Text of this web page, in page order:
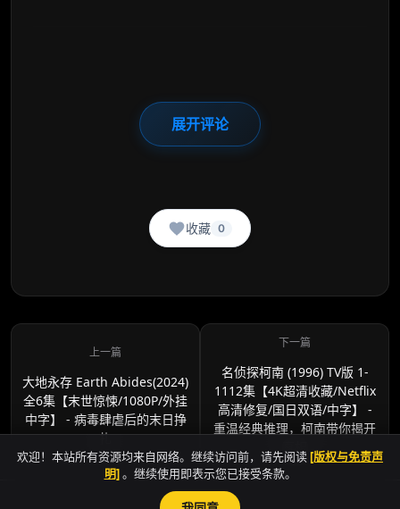
展开评论
收藏 0
大地永存 Earth Abides(2024)
全6集【末世惊悚/1080P/外挂
中字】 - 病毒肆虐后的末日挣
扎
名侦探柯南 (1996) TV版 1-
1112集【4K超清收藏/Netflix
高清修复/国日双语/中字】 -
重温经典推理，柯南带你揭开
真相
欢迎！本站所有资源均来自网络。继续访问前，请先阅读 [版权与免责声
明]。继续使用即表示您已接受条款。